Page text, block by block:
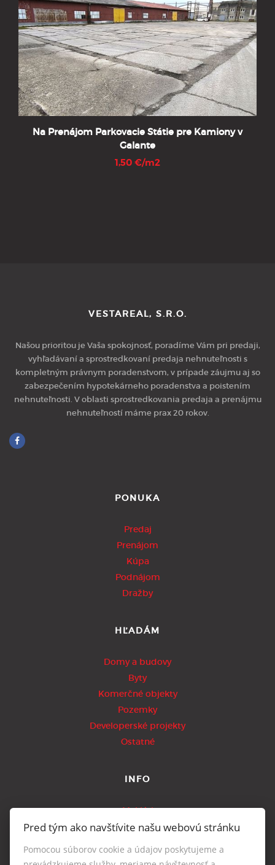
Na Prenájom Parkovacie Státie pre Kamiony v
Galante
1,50 €/m2
VESTAREAL, S.R.O.
Našou prioritou je Vaša spokojnosť, poradíme Vám pri predaji,
vyhľadávaní a sprostredkovaní predaja nehnuteľnosti s
kompletným právnym poradenstvom, v prípade záujmu aj so
zabezpečením hypotekárneho poradenstva a poistením
nehnuteľnosti. V oblasti sprostredkovania predaja a prenájmu
nehnuteľností máme prax 20 rokov.
PONUKA
Predaj
Prenájom
Kúpa
Podnájom
Dražby
HĽADÁM
Domy a budovy
Byty
Komerčné objekty
Pozemky
Developerské projekty
Ostatné
INFO
Makléri
Napíšte nám
Nastavenie cookies
Pred tým ako navštívite našu webovú stránku
Pomocou súborov cookie a údajov poskytujeme a